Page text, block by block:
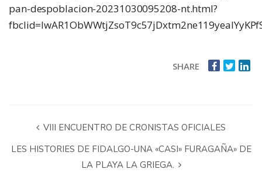
pan-despoblacion-20231030095208-nt.html?
SHARE
VIII ENCUENTRO DE CRONISTAS OFICIALES
LES HISTORIES DE FIDALGO-UNA «CASI» FURAGAÑA» DE
LA PLAYA LA GRIEGA.